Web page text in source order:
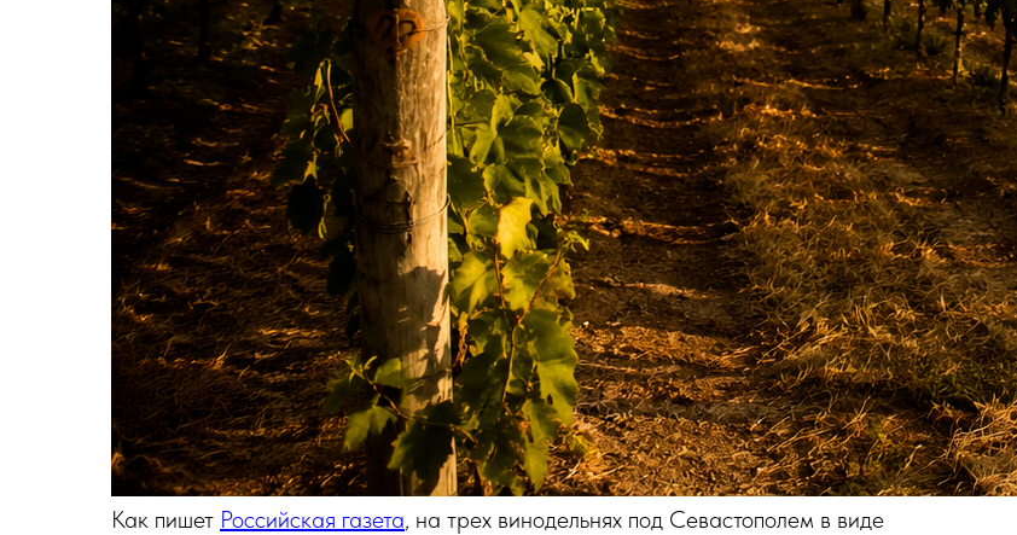
Как пишет Российская газета, на трех винодельнях под Севастополем в виде